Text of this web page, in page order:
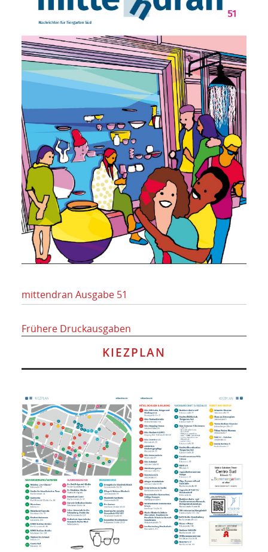
mittendran Ausgabe 51
Frühere Druckausgaben
KIEZPLAN